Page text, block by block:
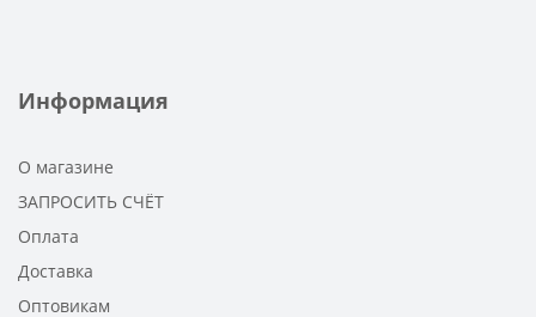
Информация
О магазине
ЗАПРОСИТЬ СЧЁТ
Оплата
Доставка
Оптовикам